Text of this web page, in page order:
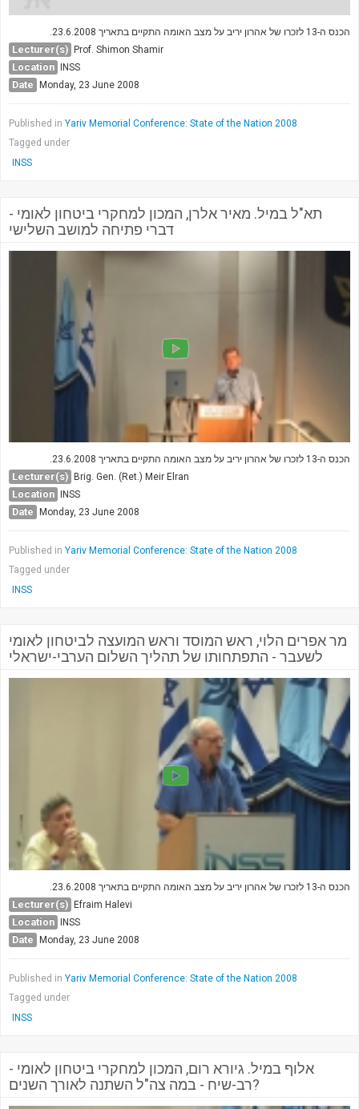
הכנס ה-13 לזכרו של אהרון יריב על מצב האומה התקיים בתאריך 23.6.2008.
Lecturer(s) Prof. Shimon Shamir
Location INSS
Date Monday, 23 June 2008
Published in Yariv Memorial Conference: State of the Nation 2008
Tagged under
INSS
תא"ל במיל. מאיר אלרן, המכון למחקרי ביטחון לאומי -
דברי פתיחה למושב השלישי
הכנס ה-13 לזכרו של אהרון יריב על מצב האומה התקיים בתאריך 23.6.2008.
Lecturer(s) Brig. Gen. (Ret.) Meir Elran
Location INSS
Date Monday, 23 June 2008
Published in Yariv Memorial Conference: State of the Nation 2008
Tagged under
INSS
מר אפרים הלוי, ראש המוסד וראש המועצה לביטחון לאומי
לשעבר - התפתחותו של תהליך השלום הערבי-ישראלי
הכנס ה-13 לזכרו של אהרון יריב על מצב האומה התקיים בתאריך 23.6.2008.
Lecturer(s) Efraim Halevi
Location INSS
Date Monday, 23 June 2008
Published in Yariv Memorial Conference: State of the Nation 2008
Tagged under
INSS
אלוף במיל. גיורא רום, המכון למחקרי ביטחון לאומי -
רב-שיח - במה צה"ל השתנה לאורך השנים?